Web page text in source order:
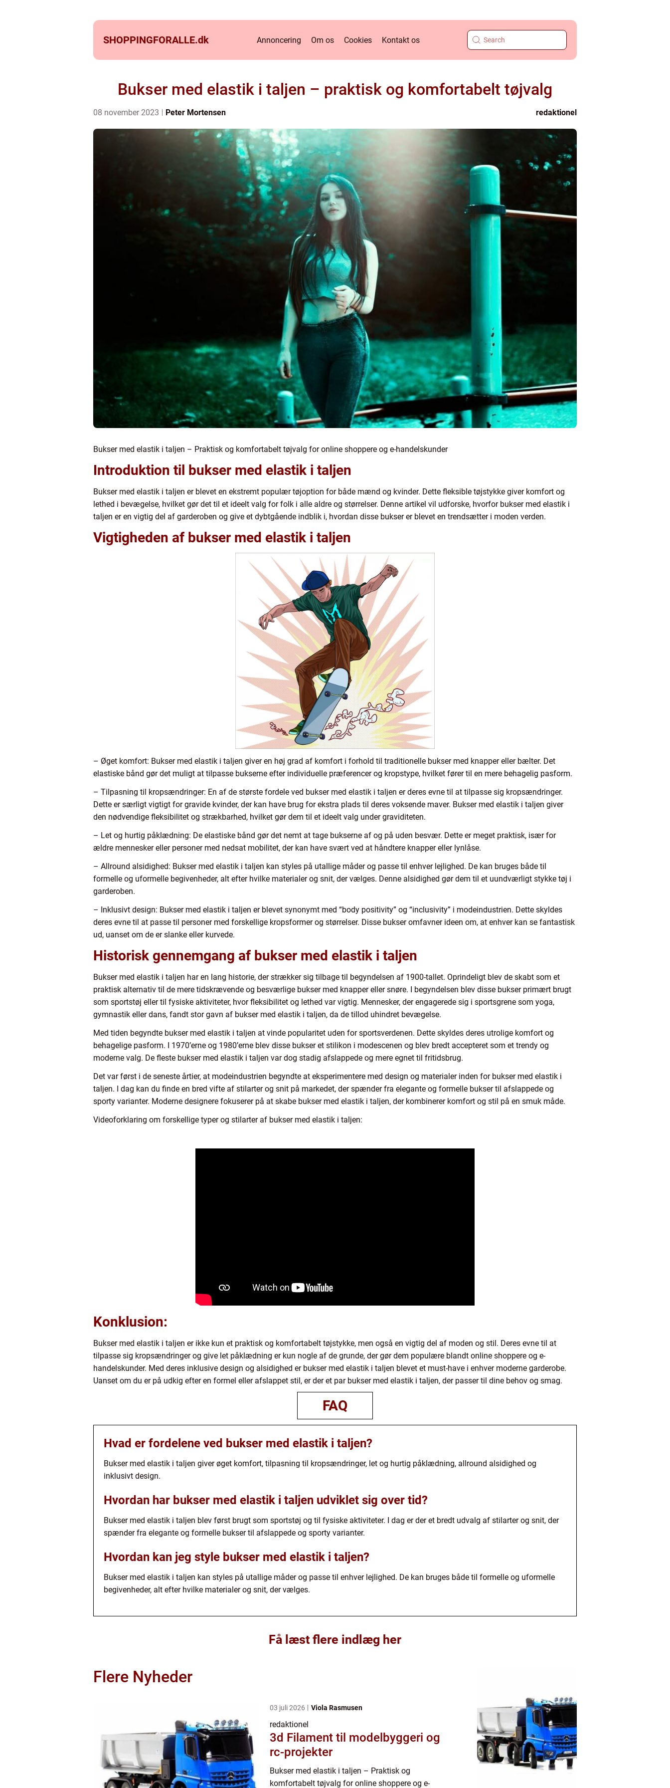
SHOPPINGFORALLE.dk Annoncering Om os Cookies Kontakt os
Bukser med elastik i taljen – praktisk og komfortabelt tøjvalg
08 november 2023 Peter Mortensen redaktionel
Bukser med elastik i taljen – Praktisk og komfortabelt tøjvalg for online shoppere og e-handelskunder
Introduktion til bukser med elastik i taljen
Bukser med elastik i taljen er blevet en ekstremt populær tøjoption for både mænd og kvinder. Dette fleksible tøjstykke giver komfort og
lethed i bevægelse, hvilket gør det til et ideelt valg for folk i alle aldre og størrelser. Denne artikel vil udforske, hvorfor bukser med elastik i
taljen er en vigtig del af garderoben og give et dybtgående indblik i, hvordan disse bukser er blevet en trendsætter i moden verden.
Vigtigheden af bukser med elastik i taljen
– Øget komfort: Bukser med elastik i taljen giver en høj grad af komfort i forhold til traditionelle bukser med knapper eller bælter. Det
elastiske bånd gør det muligt at tilpasse bukserne efter individuelle præferencer og kropstype, hvilket fører til en mere behagelig pasform.
– Tilpasning til kropsændringer: En af de største fordele ved bukser med elastik i taljen er deres evne til at tilpasse sig kropsændringer.
Dette er særligt vigtigt for gravide kvinder, der kan have brug for ekstra plads til deres voksende maver. Bukser med elastik i taljen giver
den nødvendige fleksibilitet og strækbarhed, hvilket gør dem til et ideelt valg under graviditeten.
– Let og hurtig påklædning: De elastiske bånd gør det nemt at tage bukserne af og på uden besvær. Dette er meget praktisk, især for
ældre mennesker eller personer med nedsat mobilitet, der kan have svært ved at håndtere knapper eller lynlåse.
– Allround alsidighed: Bukser med elastik i taljen kan styles på utallige måder og passe til enhver lejlighed. De kan bruges både til
formelle og uformelle begivenheder, alt efter hvilke materialer og snit, der vælges. Denne alsidighed gør dem til et uundværligt stykke tøj i
garderoben.
– Inklusivt design: Bukser med elastik i taljen er blevet synonymt med “body positivity” og “inclusivity” i modeindustrien. Dette skyldes
deres evne til at passe til personer med forskellige kropsformer og størrelser. Disse bukser omfavner ideen om, at enhver kan se fantastisk
ud, uanset om de er slanke eller kurvede.
Historisk gennemgang af bukser med elastik i taljen
Bukser med elastik i taljen har en lang historie, der strækker sig tilbage til begyndelsen af 1900-tallet. Oprindeligt blev de skabt som et
praktisk alternativ til de mere tidskrævende og besværlige bukser med knapper eller snøre. I begyndelsen blev disse bukser primært brugt
som sportstøj eller til fysiske aktiviteter, hvor fleksibilitet og lethed var vigtig. Mennesker, der engagerede sig i sportsgrene som yoga,
gymnastik eller dans, fandt stor gavn af bukser med elastik i taljen, da de tillod uhindret bevægelse.
Med tiden begyndte bukser med elastik i taljen at vinde popularitet uden for sportsverdenen. Dette skyldes deres utrolige komfort og
behagelige pasform. I 1970’erne og 1980’erne blev disse bukser et stilikon i modescenen og blev bredt accepteret som et trendy og
moderne valg. De fleste bukser med elastik i taljen var dog stadig afslappede og mere egnet til fritidsbrug.
Det var først i de seneste årtier, at modeindustrien begyndte at eksperimentere med design og materialer inden for bukser med elastik i
taljen. I dag kan du finde en bred vifte af stilarter og snit på markedet, der spænder fra elegante og formelle bukser til afslappede og
sporty varianter. Moderne designere fokuserer på at skabe bukser med elastik i taljen, der kombinerer komfort og stil på en smuk måde.
Videoforklaring om forskellige typer og stilarter af bukser med elastik i taljen:
Konklusion:
Bukser med elastik i taljen er ikke kun et praktisk og komfortabelt tøjstykke, men også en vigtig del af moden og stil. Deres evne til at
tilpasse sig kropsændringer og give let påklædning er kun nogle af de grunde, der gør dem populære blandt online shoppere og e-
handelskunder. Med deres inklusive design og alsidighed er bukser med elastik i taljen blevet et must-have i enhver moderne garderobe.
Uanset om du er på udkig efter en formel eller afslappet stil, er der et par bukser med elastik i taljen, der passer til dine behov og smag.
FAQ
Hvad er fordelene ved bukser med elastik i taljen?
Bukser med elastik i taljen giver øget komfort, tilpasning til kropsændringer, let og hurtig påklædning, allround alsidighed og
inklusivt design.
Hvordan har bukser med elastik i taljen udviklet sig over tid?
Bukser med elastik i taljen blev først brugt som sportstøj og til fysiske aktiviteter. I dag er der et bredt udvalg af stilarter og snit, der
spænder fra elegante og formelle bukser til afslappede og sporty varianter.
Hvordan kan jeg style bukser med elastik i taljen?
Bukser med elastik i taljen kan styles på utallige måder og passe til enhver lejlighed. De kan bruges både til formelle og uformelle
begivenheder, alt efter hvilke materialer og snit, der vælges.
Få læst flere indlæg her
Flere Nyheder
03 juli 2026 Viola Rasmusen
redaktionel
3d Filament til modelbyggeri og
rc-projekter
Bukser med elastik i taljen – Praktisk og
komfortabelt tøjvalg for online shoppere og e-